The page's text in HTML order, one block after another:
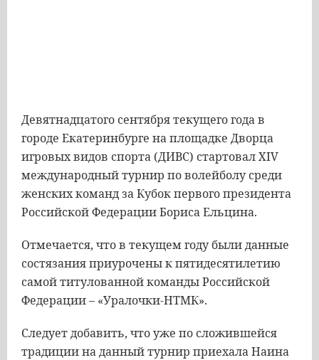
Девятнадцатого сентября текущего года в
городе Екатеринбурге на площадке Дворца
игровых видов спорта (ДИВС) стартовал XIV
международный турнир по волейболу среди
женских команд за Кубок первого президента
Российской Федерации Бориса Ельцина.
Отмечается, что в текущем году были данные
состязания приурочены к пятидесятилетию
самой титулованной команды Российской
Федерации – «Уралочки-НТМК».
Следует добавить, что уже по сложившейся
традиции на данный турнир приехала Наина